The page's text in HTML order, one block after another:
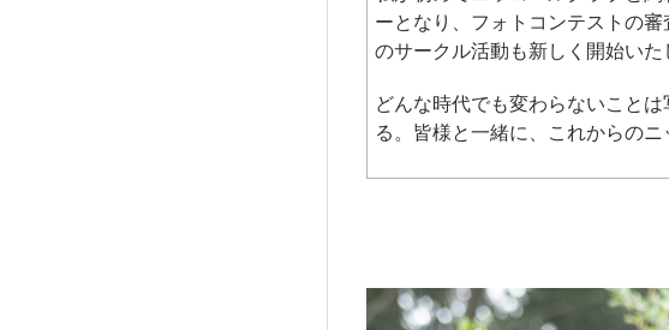
ーとなり、フォトコンテストの
のサークル活動も新しく開始いた
どんな時代でも変わらないこと
る。皆様と一緒に、これからの